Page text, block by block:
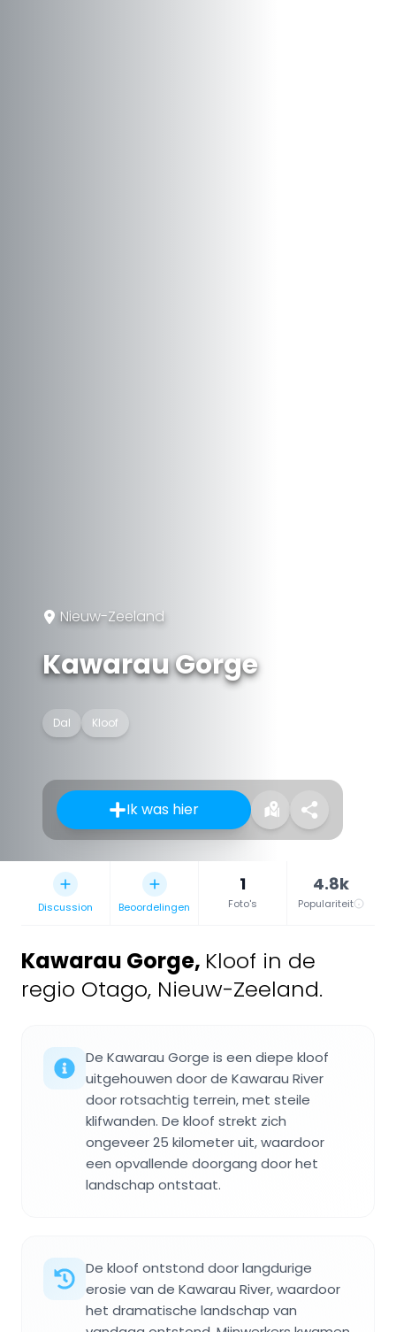
Nieuw-Zeeland
Kawarau Gorge
Dal Kloof
Ik was hier
Discussion Beoordelingen
1
Foto's
4.8k
Populariteit
Kawarau Gorge, Kloof in de
regio Otago, Nieuw-Zeeland.
De Kawarau Gorge is een diepe kloof
uitgehouwen door de Kawarau River
door rotsachtig terrein, met steile
klifwanden. De kloof strekt zich
ongeveer 25 kilometer uit, waardoor
een opvallende doorgang door het
landschap ontstaat.
De kloof ontstond door langdurige
erosie van de Kawarau River, waardoor
het dramatische landschap van